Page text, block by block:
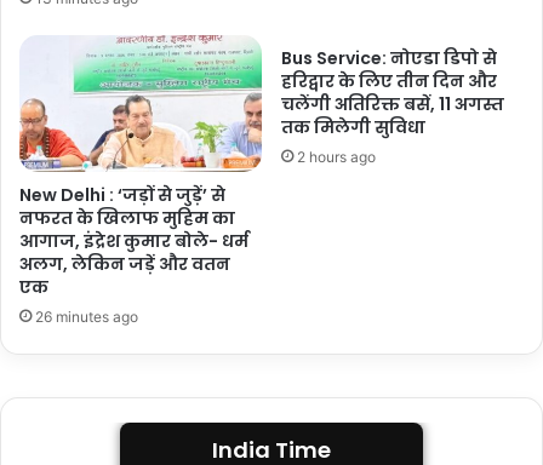
New Delhi : ‘जड़ों से जुड़ें’ से
नफरत के खिलाफ मुहिम का
आगाज, इंद्रेश कुमार बोले- धर्म
अलग, लेकिन जड़ें और वतन
एक
26 minutes ago
Bus Service: नोएडा डिपो से
हरिद्वार के लिए तीन दिन और
चलेंगी अतिरिक्त बसें, 11 अगस्त
तक मिलेगी सुविधा
2 hours ago
India Time